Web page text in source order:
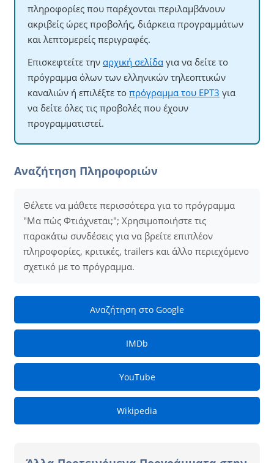
πληροφορίες που παρέχονται περιλαμβάνουν
ακριβείς ώρες προβολής, διάρκεια προγραμμάτων
και λεπτομερείς περιγραφές.
Επισκεφτείτε την αρχική σελίδα για να δείτε το
πρόγραμμα όλων των ελληνικών τηλεοπτικών
καναλιών ή επιλέξτε το πρόγραμμα του ΕΡΤ3 για
να δείτε όλες τις προβολές που έχουν
προγραμματιστεί.
Αναζήτηση Πληροφοριών
Θέλετε να μάθετε περισσότερα για το πρόγραμμα
"Μα πώς Φτιάχνεται;"; Χρησιμοποιήστε τις
παρακάτω συνδέσεις για να βρείτε επιπλέον
πληροφορίες, κριτικές, trailers και άλλο περιεχόμενο
σχετικό με το πρόγραμμα.
Αναζήτηση στο Google
IMDb
YouTube
Wikipedia